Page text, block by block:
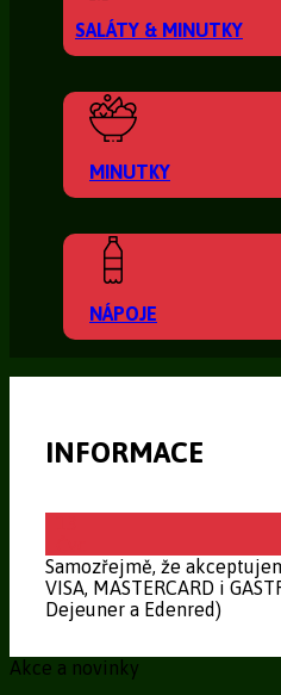
SALÁTY & MINUTKY
MINUTKY
NÁPOJE
INFORMACE
Samozřejmě, že
VISA, MASTERCARD i
Dejeuner a Edenred)
Akce a novinky